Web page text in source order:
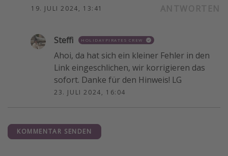
19. JULI 2024, 13:41
Steffi HOLIDAYPIRATES CREW
Ahoi, da hat sich ein kleiner Fehler in den
Link eingeschlichen, wir korrigieren das
sofort. Danke für den Hinweis! LG
23. JULI 2024, 16:04
KOMMENTAR SENDEN